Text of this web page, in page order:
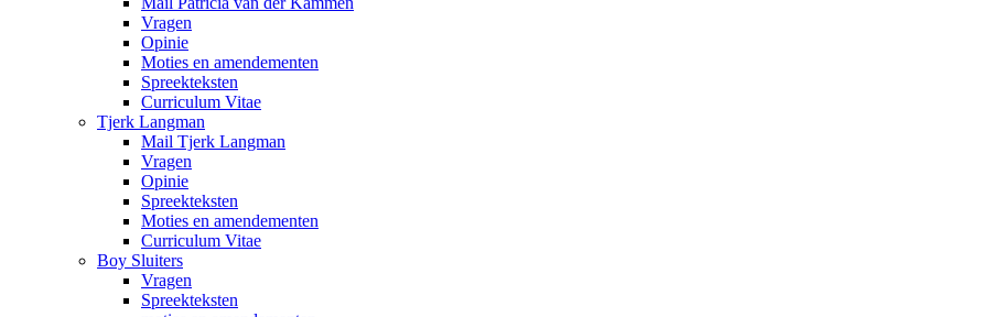
Vragen
Opinie
Moties en amendementen
Spreekteksten
Curriculum Vitae
Tjerk Langman
Mail Tjerk Langman
Vragen
Opinie
Spreekteksten
Moties en amendementen
Curriculum Vitae
Boy Sluiters
Vragen
Spreekteksten